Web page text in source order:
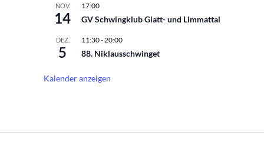
NOV.
14
17:00
GV Schwingklub Glatt- und Limmattal
DEZ.
5
11:30- 20:00
88. Niklausschwinget
Kalender anzeigen